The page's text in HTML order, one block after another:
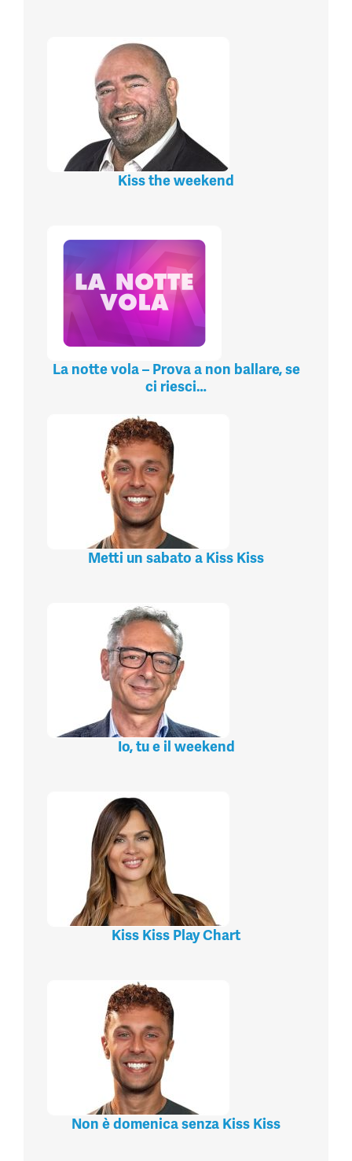
Kiss the weekend
La notte vola – Prova a non ballare, se
ci riesci…
Metti un sabato a Kiss Kiss
Io, tu e il weekend
Kiss Kiss Play Chart
Non è domenica senza Kiss Kiss